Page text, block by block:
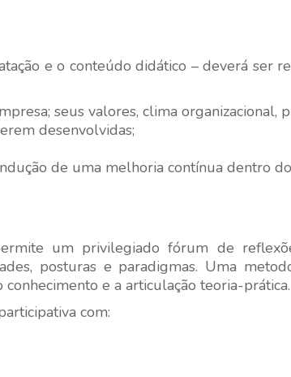
e o conteúdo didático – deverá ser
seus valores, clima organizacional,
desenvolvidas;
de uma melhoria contínua dentro
um privilegiado fórum de
posturas e paradigmas. Uma
e a articulação teoria-prática.
com: